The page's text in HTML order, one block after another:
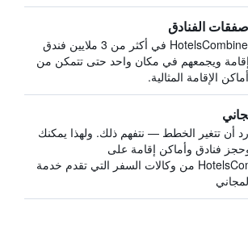
الفنادق
يبحث HotelsCombined في أكثر من 3 ملايين فندق
ويجمعهم في مكان واحد حتى تتمكن من
الإقامة المثالية.
أن تتغير الخطط — نتفهم ذلك. ولهذا يمكنك
فنادق وأماكن إقامة على
HotelsCombined من وكالات السفر التي تقدم خدمة